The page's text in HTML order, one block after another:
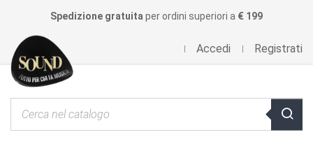
Spedizione gratuita per ordini superiori a € 199
Accedi Registrati